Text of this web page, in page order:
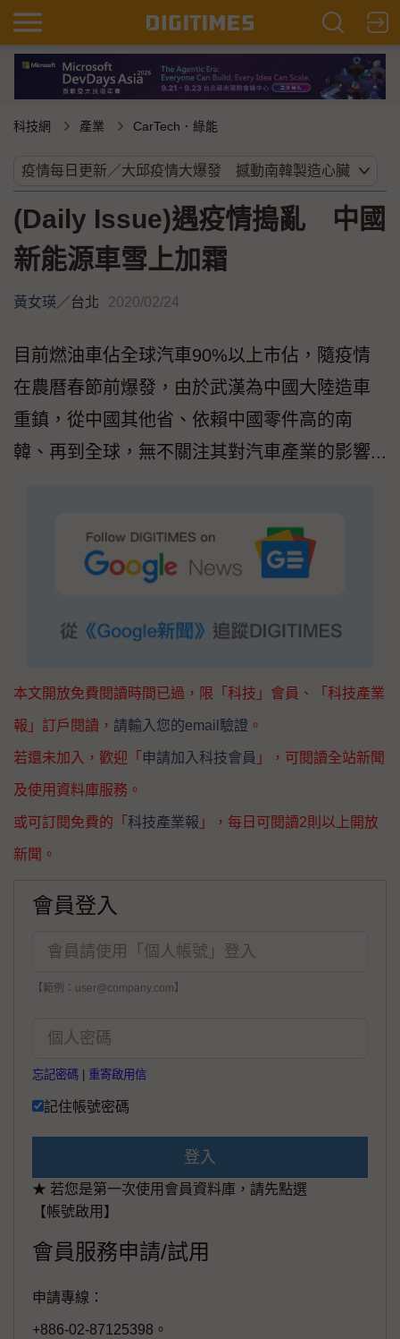
科技網 產業 CarTech．綠能
(Daily Issue)遇疫情搗亂 中國
新能源車雪上加霜
黃女瑛／台北 2020/02/24
目前燃油車佔全球汽車90%以上市佔，隨疫情
在農曆春節前爆發，由於武漢為中國大陸造車
重鎮，從中國其他省、依賴中國零件高的南
韓、再到全球，無不關注其對汽車產業的影響...
本文開放免費閱讀時間已過，限「科技」會員、「科技產業
報」訂戶閱讀， 請輸入您的email驗證 。
若還未加入，歡迎「 申請加入科技會員 」，可閱讀全站新聞
及使用資料庫服務。
或可訂閱免費的「 科技產業報 」，每日可閱讀2則以上開放
新聞。
會員登入
【範例：user@company.com】
忘記密碼 重寄啟用信
記住帳號密碼
登入
★ 若您是第一次使用會員資料庫，請先點選
【帳號啟用】
會員服務申請/試用
申請專線：
+886-02-87125398。